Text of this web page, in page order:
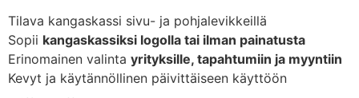
Tilava kangaskassi sivu- ja pohjalevikkeillä
Sopii kangaskassiksi logolla tai ilman painatusta
Erinomainen valinta yrityksille, tapahtumiin ja myyntiin
Kevyt ja käytännöllinen päivittäiseen käyttöön